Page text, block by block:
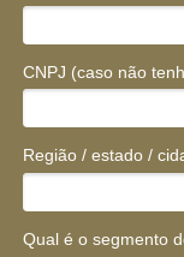
CNPJ (caso não
Região / estado /
Qual é o segmento